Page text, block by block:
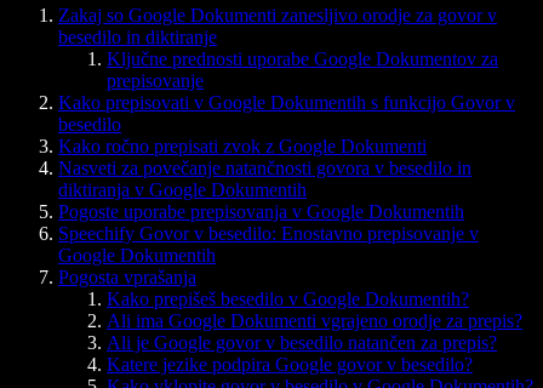
Zakaj so Google Dokumenti zanesljivo orodje za govor v
besedilo in diktiranje
Ključne prednosti uporabe Google Dokumentov za
prepisovanje
Kako prepisovati v Google Dokumentih s funkcijo Govor v
besedilo
Kako ročno prepisati zvok z Google Dokumenti
Nasveti za povečanje natančnosti govora v besedilo in
diktiranja v Google Dokumentih
Pogoste uporabe prepisovanja v Google Dokumentih
Speechify Govor v besedilo: Enostavno prepisovanje v
Google Dokumentih
Pogosta vprašanja
Kako prepišeš besedilo v Google Dokumentih?
Ali ima Google Dokumenti vgrajeno orodje za prepis?
Ali je Google govor v besedilo natančen za prepis?
Katere jezike podpira Google govor v besedilo?